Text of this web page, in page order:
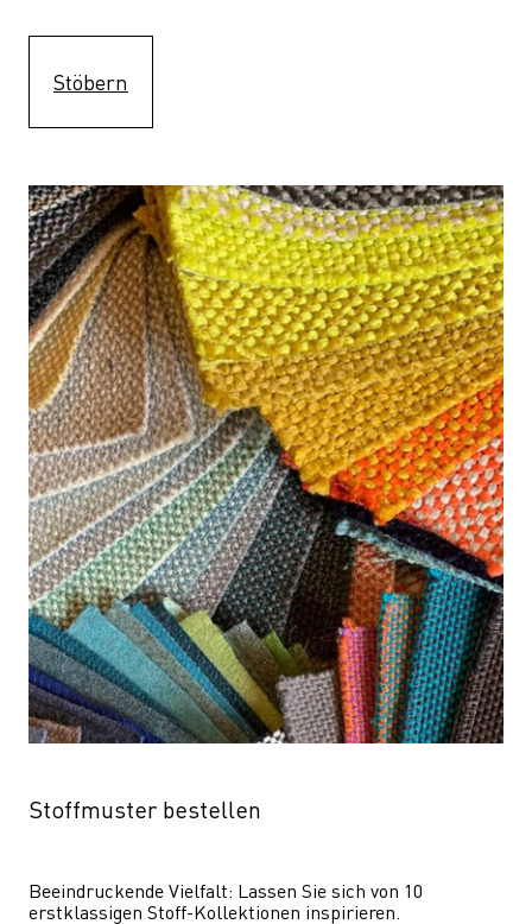
Stöbern
Stoffmuster bestellen
Beeindruckende Vielfalt: Lassen Sie sich von 10
erstklassigen Stoff-Kollektionen inspirieren.